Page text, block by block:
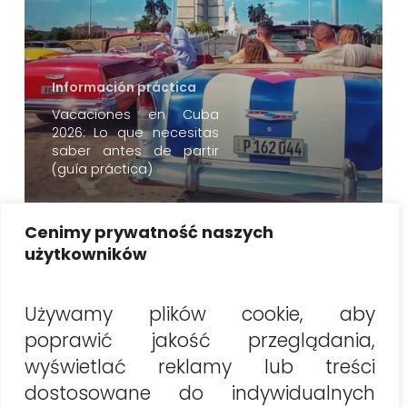
Cenimy prywatność naszych
użytkowników
Używamy plików cookie, aby
poprawić jakość przeglądania,
wyświetlać reklamy lub treści
dostosowane do indywidualnych
Información práctica
Vacaciones en Cuba
2026: Lo que necesitas
saber antes de partir
(guía práctica)
Buscar
Najnowsze artykuły
Vacaciones en Cuba 2026: Lo que necesitas saber
antes de partir (guía práctica)